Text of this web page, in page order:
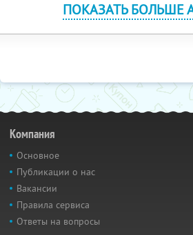
ПОКАЗАТЬ БОЛЬШЕ
Компания
Основное
Публикации о нас
Вакансии
Правила сервиса
Ответы на вопросы